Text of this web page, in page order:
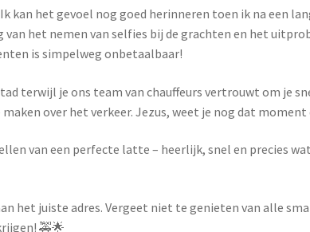
het gevoel nog goed herinneren toen ik na een
het nemen van selfies bij de grachten en het
is simpelweg onbetaalbaar!
terwijl je ons team van chauffeurs vertrouwt om je
over het verkeer. Jezus, weet je nog dat
van een perfecte latte – heerlijk, snel en precies
het juiste adres. Vergeet niet te genieten van alle
🚕🌟